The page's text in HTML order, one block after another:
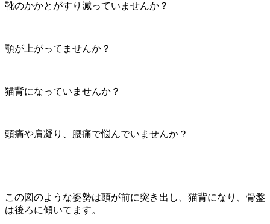
靴のかかとがすり減っていませんか？
顎が上がってませんか？
猫背になっていませんか？
頭痛や肩凝り、腰痛で悩んでいませんか？
この図のような姿勢は頭が前に突き出し、猫背になり、骨盤
は後ろに傾いてます。